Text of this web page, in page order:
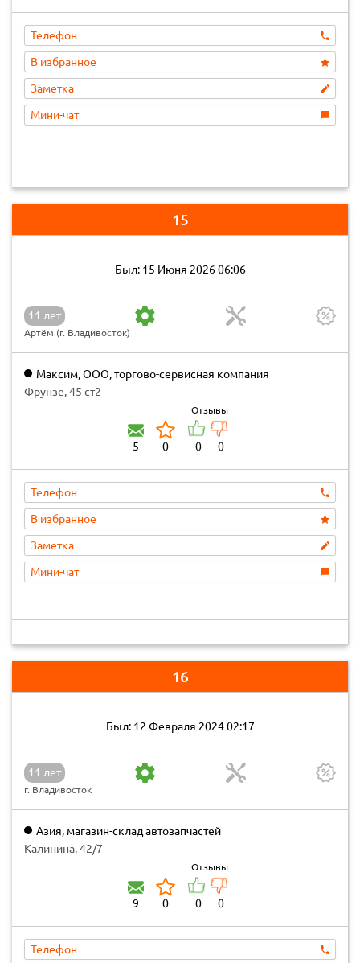
Телефон
В избранное
Заметка
Мини-чат
15
Был: 15 Июня 2026 06:06
11 лет
Артём (г. Владивосток)
Максим, ООО, торгово-сервисная компания
Фрунзе, 45 ст2
5 0
Отзывы
0 0
Телефон
В избранное
Заметка
Мини-чат
16
Был: 12 Февраля 2024 02:17
11 лет
г. Владивосток
Азия, магазин-склад автозапчастей
Калинина, 42/7
9 0
Отзывы
0 0
Телефон